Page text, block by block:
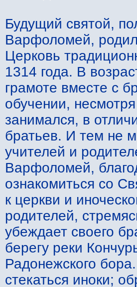
Будущий святой,
Варфоломей,
Церковь
1314 года. В
грамоте вместе с
обучении,
занимался, в
братьев. И тем не
учителей и
Варфоломей,
ознакомиться со
к церкви и
родителей,
убеждает своего
берегу реки
Радонежского
стекаться иноки;